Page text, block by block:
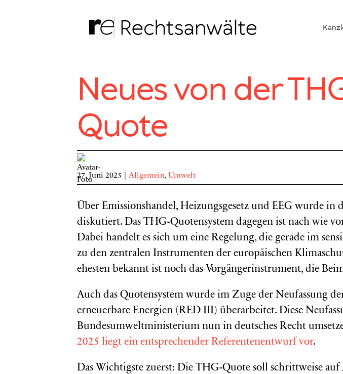
Neues von der
Quote
27. Juni 2025 Allgemein, Umwelt
Über Emissionshandel, Heizungsgesetz und EEG wurde in
diskutiert. Das THG-Quotensystem dagegen ist nach wie
Dabei handelt es sich um eine Regelung, die gerade im
zu den zentralen Instrumenten der europäischen
ehesten bekannt ist noch das Vorgängerinstrument, die
Auch das Quotensystem wurde im Zuge der Neufassung
erneuerbare Energien (RED III) überarbeitet. Diese
Bundesumweltministerium nun in deutsches Recht
2025 liegt ein entsprechender Referentenentwurf vor.
Das Wichtigste zuerst: Die THG-Quote soll schrittweise auf